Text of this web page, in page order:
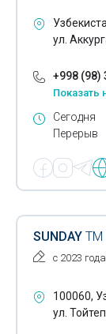
Оформление
Охранные
Охранные услуги
Оценка ущерба
Оценочные
Очистка
Очистка
Очистка
ул.
+998 (98)
Показать
Сегодня
Перерыв
SUNDAY ТМ
с 2023 года
100060,
ул.